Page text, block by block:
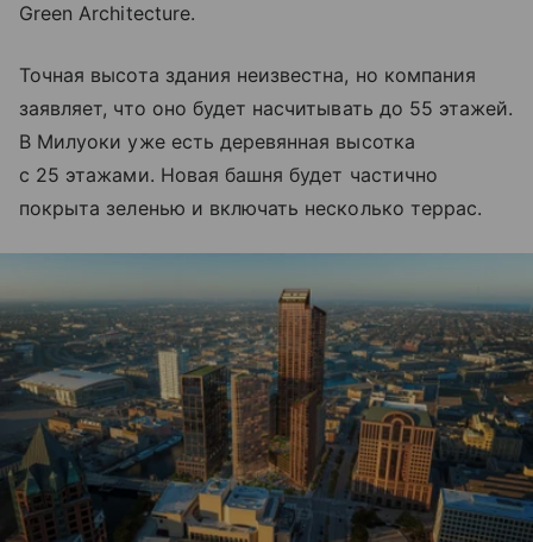
Green Architecture.
Точная высота здания неизвестна, но компания
заявляет, что оно будет насчитывать до 55 этажей.
В Милуоки уже есть деревянная высотка
с 25 этажами. Новая башня будет частично
покрыта зеленью и включать несколько террас.